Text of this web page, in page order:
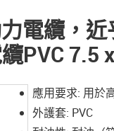
電纜，
PVC 7.5
應用要求: 用於
外護套: PVC